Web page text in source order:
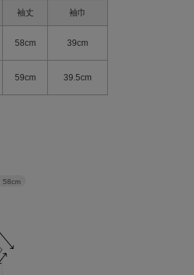
袖丈 袖巾
58cm 39cm
59cm 39.5cm
58cm